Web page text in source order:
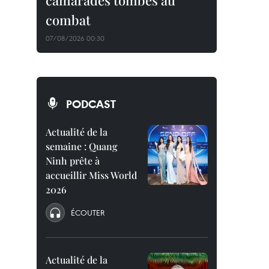
combat
07/08/2026 00:30
PODCAST
Actualité de la
semaine : Quang
Ninh prête à
accueillir Miss World
2026
ÉCOUTER
Actualité de la